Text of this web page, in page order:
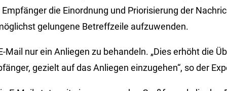
die Einordnung und Priorisierung der
gelungene Betreffzeile aufzuwenden.
Mail nur ein Anliegen zu behandeln. „Dies erhöht die
gezielt auf das Anliegen einzugehen“, so der